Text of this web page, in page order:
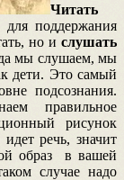
Читать
для поддержания
но и слушать
мы слушаем, мы
дети. Это самый
подсознания.
правильное
рисунок
речь, значит
образ в вашей
случае надо